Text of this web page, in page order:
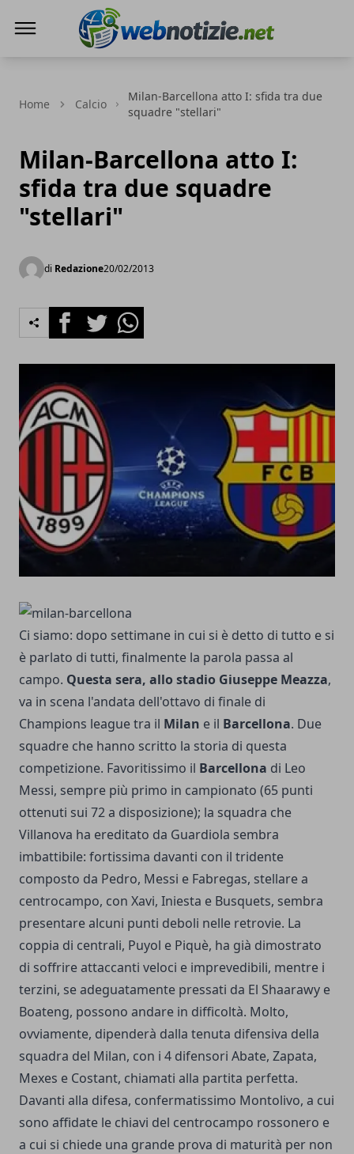
Home Calcio
Milan-Barcellona atto I: sfida tra due
squadre "stellari"
Milan-Barcellona atto I:
sfida tra due squadre
"stellari"
di Redazione20/02/2013
FacebookTwitterWhatsapp
Ci siamo: dopo settimane in cui si è detto di tutto e si
è parlato di tutti, finalmente la parola passa al
campo. Questa sera, allo stadio Giuseppe Meazza,
va in scena l'andata dell'ottavo di finale di
Champions leaguetra il Milan e il Barcellona. Due
squadre che hanno scritto la storia di questa
competizione. Favoritissimo il Barcellona di Leo
Messi, sempre più primo in campionato (65 punti
ottenuti sui 72 a disposizione); la squadra che
Villanova ha ereditato da Guardiola sembra
imbattibile: fortissima davanti con il tridente
composto da Pedro, Messi e Fabregas, stellare a
centrocampo, con Xavi, Iniesta e Busquets, sembra
presentare alcuni punti deboli nelle retrovie. La
coppia di centrali, Puyol e Piquè, ha già dimostrato
di soffrire attaccanti veloci e imprevedibili, mentre i
terzini, se adeguatamente pressati da El Shaarawy e
Boateng, possono andare in difficoltà. Molto,
ovviamente, dipenderà dalla tenuta difensiva della
squadra del Milan, con i 4 difensori Abate, Zapata,
Mexes e Costant, chiamati alla partita perfetta.
Davanti alla difesa, confermatissimo Montolivo, a cui
sono affidate le chiavi del centrocampo rossonero e
a cui si chiede una grande prova di maturità per non